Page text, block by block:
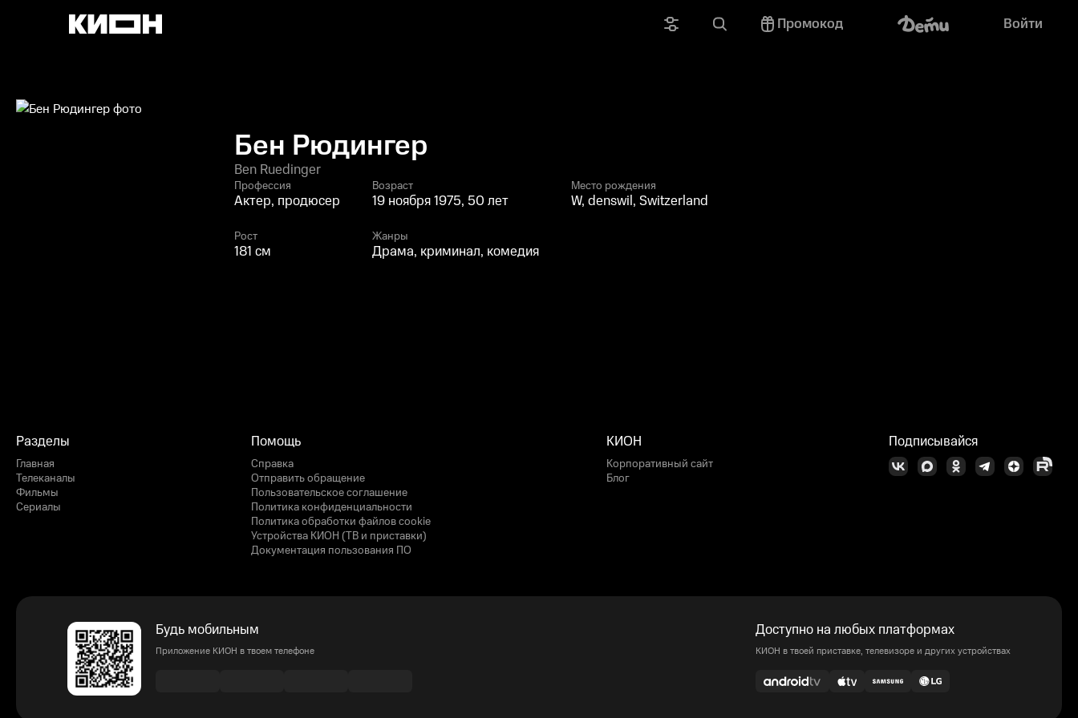
Промокод Войти
Бен Рюдингер
Ben Ruedinger
Профессия
Актер, продюсер
Возраст
19 ноября 1975, 50 лет
Место рождения
W, denswil, Switzerland
Рост
181 см
Жанры
Драма, криминал, комедия
Разделы
Главная
Телеканалы
Фильмы
Сериалы
Помощь
Справка
Отправить обращение
Пользовательское соглашение
Политика конфиденциальности
Политика обработки файлов cookie
Устройства КИОН (ТВ и приставки)
Документация пользования ПО
КИОН
Корпоративный сайт
Блог
Подписывайся
Будь мобильным
Приложение КИОН в твоем телефоне
Доступно на любых платформах
КИОН в твоей приставке, телевизоре и других устройствах